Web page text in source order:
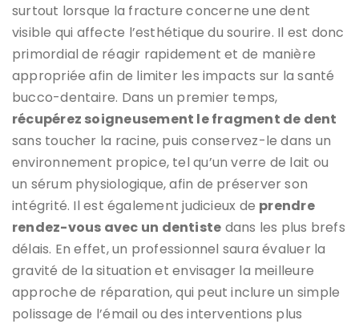
surtout lorsque la fracture concerne une dent
visible qui affecte l’esthétique du sourire. Il est donc
primordial de réagir rapidement et de manière
appropriée afin de limiter les impacts sur la santé
bucco-dentaire. Dans un premier temps,
récupérez soigneusement le fragment de dent
sans toucher la racine, puis conservez-le dans un
environnement propice, tel qu’un verre de lait ou
un sérum physiologique, afin de préserver son
intégrité. Il est également judicieux de prendre
rendez-vous avec un dentiste dans les plus brefs
délais. En effet, un professionnel saura évaluer la
gravité de la situation et envisager la meilleure
approche de réparation, qui peut inclure un simple
polissage de l’émail ou des interventions plus